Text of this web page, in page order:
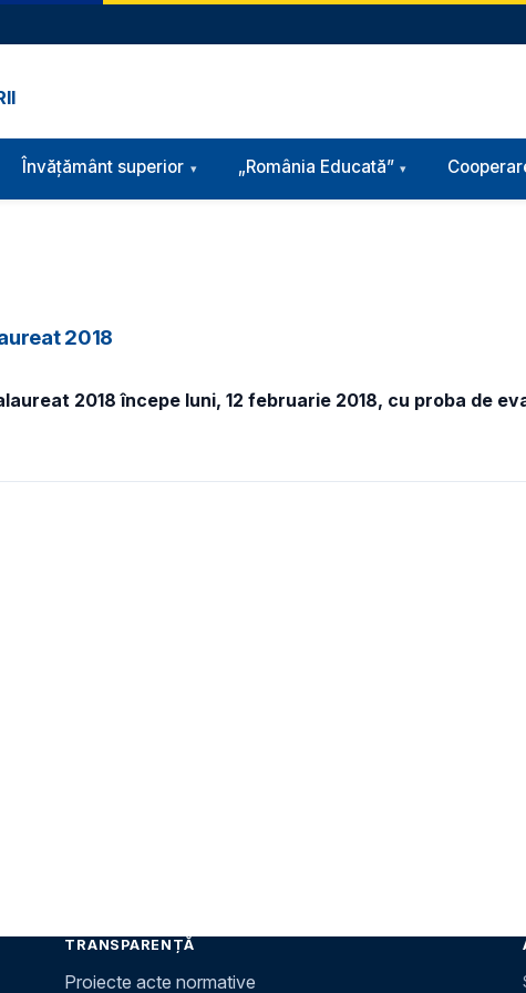
Învățământ superior „România Educată”
2018
2018 începe luni, 12 februarie 2018, cu proba de
TRANSPARENȚĂ
Proiecte acte normative